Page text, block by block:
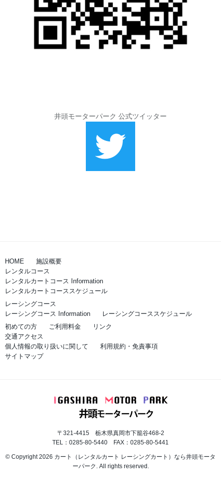
井頭モーターパーク 公式ツイッター
HOME
施設概要
レンタルコース
レンタルカートコース Information
レンタルカートコーススケジュール
レーシングコース
レーシングコース Information
レーシングコーススケジュール
初めての方
ご利用料金
リンク
交通アクセス
個人情報の取り扱いに関して
利用規約・免責事項
サイトマップ
〒321-4415 栃木県真岡市下籠谷468-2
TEL：0285-80-5440 FAX：0285-80-5441
© Copyright 2026 カート（レンタルカート レーシングカート）なら井頭モータ
ーパーク. All rights reserved.